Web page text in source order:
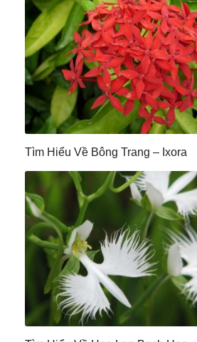
Tìm Hiểu Về Bông Trang – Ixora